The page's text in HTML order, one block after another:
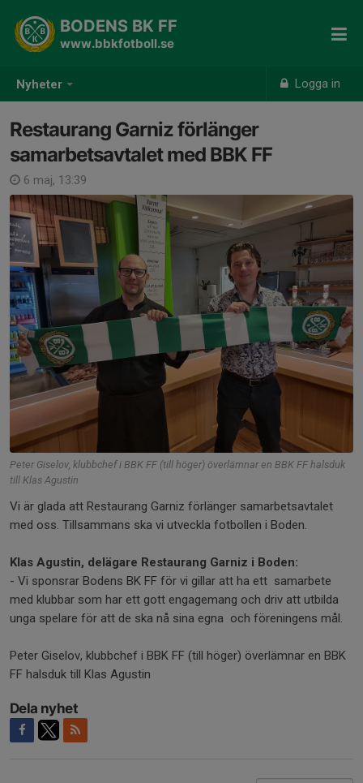
Nyheter Logga in
BODENS BK FF
www.bbkfotboll.se
Restaurang Garniz förlänger
samarbetsavtalet med BBK FF
6 maj, 13:39
Peter Giselov, klubbchef i BBK FF (till höger) överlämnar en BBK FF halsduk
till Klas Agustin
Vi är glada att Restaurang Garniz förlänger samarbetsavtalet
med oss. Tillsammans ska vi utveckla fotbollen i Boden.
Klas Agustin, delägare Restaurang Garniz i Boden:
- Vi sponsrar Bodens BK FF för vi gillar att ha ett samarbete
med klubbar som har ett gott engagemang och driv att utbilda
unga spelare för att de ska nå sina egna och föreningens mål.
Peter Giselov, klubbchef i BBK FF (till höger) överlämnar en BBK
FF halsduk till Klas Agustin
Dela nyhet